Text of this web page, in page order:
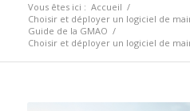
Vous êtes ici : Accueil /
Choisir et déployer un logiciel de
Guide de la GMAO /
Choisir et déployer un logiciel de